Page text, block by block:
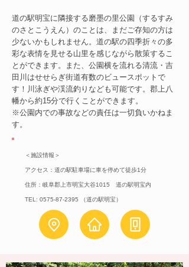
道の駅明宝に隣接する磨墨の里公園（するすみ
のさとこうえん）のことは、まだご存知の方は
少ないかもしれません。道の駅の四季折々の多
彩な表情を見せる山里を感じながら散策するこ
とができます。また、公園横を流れる清流・吉
田川はせせらぎ街道有数のビュースポットで
す！川泳ぎや渓流釣りなども可能です。郡上八
幡から約15分で行くことができます。
​※公園内での事故などの責任は一切負いかねま
す。​
＜施設情報＞
アクセス：道の駅駐車場に車を停めて徒歩1分
住所：岐阜郡上市明宝大谷1015 道の駅明宝内
TEL: 0575-87-2395 （道の駅明宝）